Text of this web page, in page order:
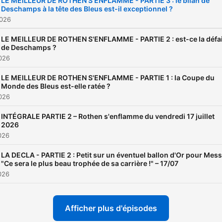
18h45, un membre du
joueur, consultant,
vient se confronter à la
également un nouveau quiz
par Louis Gerbier.
Deschamps à la tête des Bleus est-il exceptionnel ?
LE MEILLEUR DE ROTHEN S'ENFLAMME - PARTIE 2 : est-ce la
de Deschamps ?
LE MEILLEUR DE ROTHEN S'ENFLAMME - PARTIE 1 : la Coupe du
Monde des Bleus est-elle ratée ?
INTÉGRALE PARTIE 2 – Rothen s'enflamme du vendredi 17 juillet
2026
LA DECLA - PARTIE 2 : Petit sur un éventuel ballon d'Or pour
"Ce sera le plus beau trophée de sa carrière !" – 17/07
Afficher plus d'épisodes